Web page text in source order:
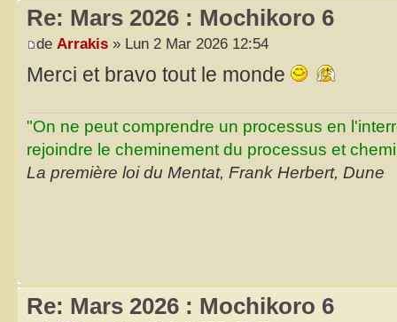
Re: Mars 2026 : Mochikoro 6
de Arrakis » Lun 2 Mar 2026 12:54
Merci et bravo tout le monde
"On ne peut comprendre un processus en
rejoindre le cheminement du processus et
La première loi du Mentat, Frank Herbert, Dune
Re: Mars 2026 : Mochikoro 6